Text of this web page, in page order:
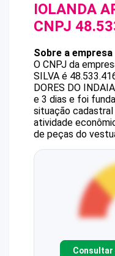
IOLANDA
CNPJ
Sobre a empresa
O CNPJ da
SILVA é
DORES DO
e 3 dias e foi
situação cadastral
atividade
de peças do
Consultar